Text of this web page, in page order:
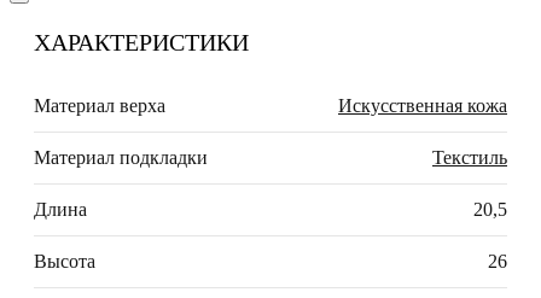
ХАРАКТЕРИСТИКИ
Материал верха Искусственная кожа
Материал подкладки Текстиль
Длина 20,5
Высота 26